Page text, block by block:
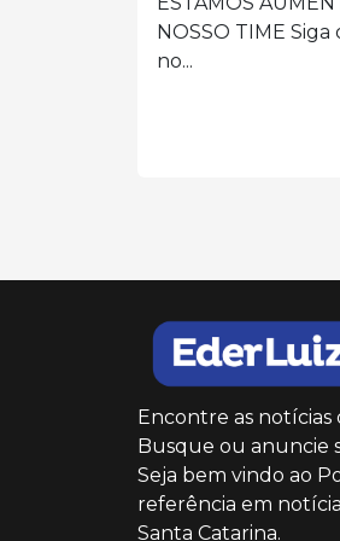
A Igreja/Paróquia
busca...
Encontre as notícias
Busque ou anuncie
Seja bem vindo ao
referência em
Santa Catarina.